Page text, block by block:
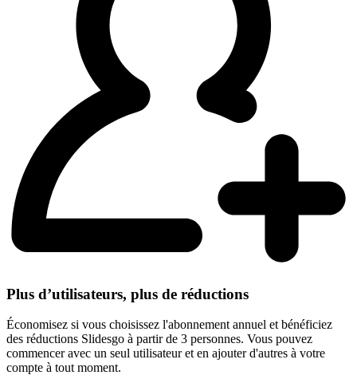
Plus d’utilisateurs, plus de réductions
Économisez si vous choisissez l'abonnement annuel et bénéficiez
des réductions Slidesgo à partir de 3 personnes. Vous pouvez
commencer avec un seul utilisateur et en ajouter d'autres à votre
compte à tout moment.